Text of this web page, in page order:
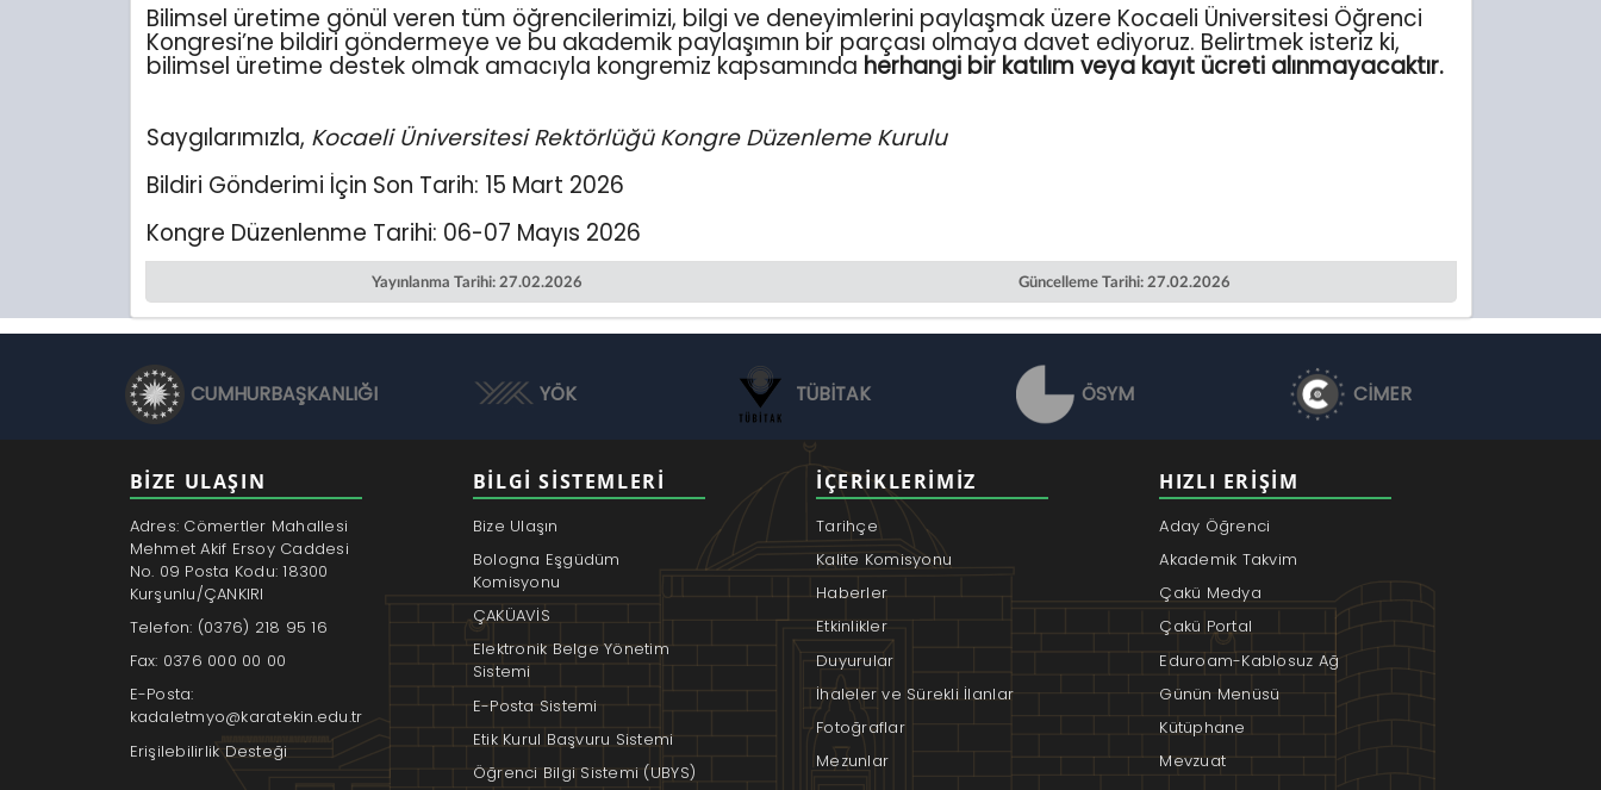
Bilimsel üretime gönül veren tüm öğrencilerimizi, bilgi ve deneyimlerini paylaşmak üzere Kocaeli Üniversitesi Öğrenci
Kongresi’ne bildiri göndermeye ve bu akademik paylaşımın bir parçası olmaya davet ediyoruz. Belirtmek isteriz ki,
bilimsel üretime destek olmak amacıyla kongremiz kapsamında herhangi bir katılım veya kayıt ücreti alınmayacaktır.
Saygılarımızla, Kocaeli Üniversitesi Rektörlüğü Kongre Düzenleme Kurulu
Bildiri Gönderimi İçin Son Tarih: 15 Mart 2026
Kongre Düzenlenme Tarihi: 06-07 Mayıs 2026
Yayınlanma Tarihi: 27.02.2026 Güncelleme Tarihi: 27.02.2026
CUMHURBAŞKANLIĞI YÖK TÜBİTAK ÖSYM CİMER
BİZE ULAŞIN
Adres: Cömertler Mahallesi
Mehmet Akif Ersoy Caddesi
No. 09 Posta Kodu: 18300
Kurşunlu/ÇANKIRI
Telefon: (0376) 218 95 16
Fax: 0376 000 00 00
E-Posta:
kadaletmyo@karatekin.edu.tr
Erişilebilirlik Desteği
BILGI SISTEMLERI
Bize Ulaşın
Bologna Eşgüdüm
Komisyonu
ÇAKÜAVİS
Elektronik Belge Yönetim
Sistemi
E-Posta Sistemi
Etik Kurul Başvuru Sistemi
Öğrenci Bilgi Sistemi (UBYS)
İÇERIKLERIMIZ
Tarihçe
Kalite Komisyonu
Haberler
Etkinlikler
Duyurular
İhaleler ve Sürekli İlanlar
Fotoğraflar
Mezunlar
HIZLI ERIŞIM
Aday Öğrenci
Akademik Takvim
Çakü Medya
Çakü Portal
Eduroam-Kablosuz Ağ
Günün Menüsü
Kütüphane
Mevzuat